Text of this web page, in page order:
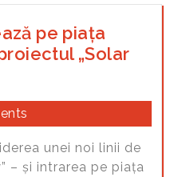
pe piața
„Solar
unei noi linii de
– și intrarea pe piața